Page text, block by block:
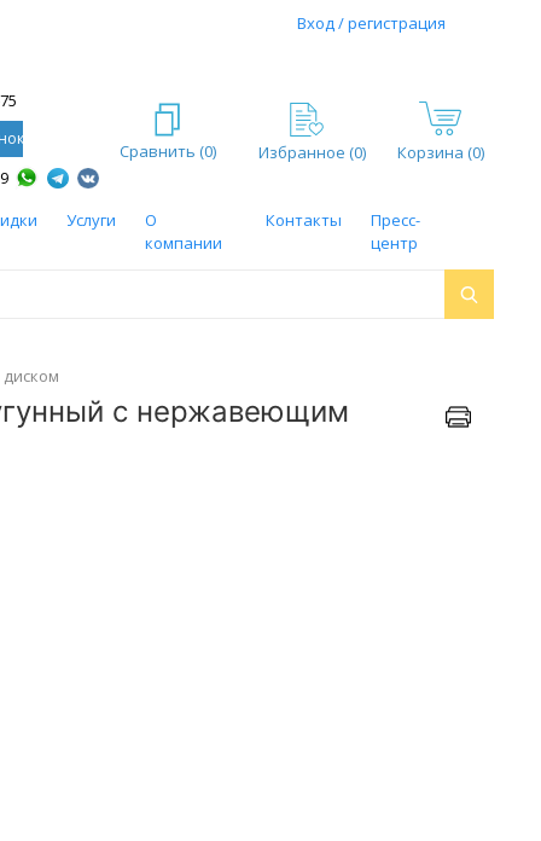
Вход / регистрация
Сравнить (0) Избранное (0) Корзина (0)
Услуги
О
компании
Контакты
Пресс-
центр
с нержавеющим